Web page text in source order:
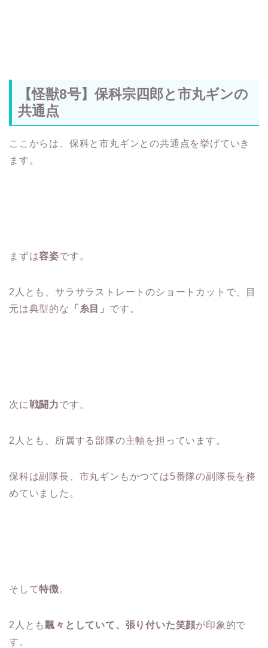
【怪獣8号】保科宗四郎と市丸ギンの
共通点
ここからは、保科と市丸ギンとの共通点を挙げていき
ます。
まずは容姿です。
2人とも、サラサラストレートのショートカットで、目
元は典型的な
「糸目」 です。
次に戦闘力です。
2人とも、所属する部隊の主軸を担っています。
保科は副隊長、市丸ギンもかつては5番隊の副隊長を務
めていました。
そして特徴。
2人とも飄々としていて、張り付いた笑顔が印象的で
す。